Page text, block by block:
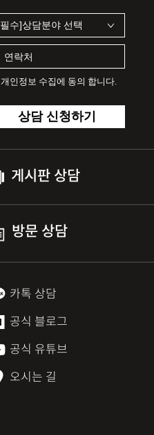
개인정보 수집에 동의 합니다.
상담 신청하기
게시판 상담
방문 상담
카톡 상담
공식 블로그
공식 유튜브
오시는 길